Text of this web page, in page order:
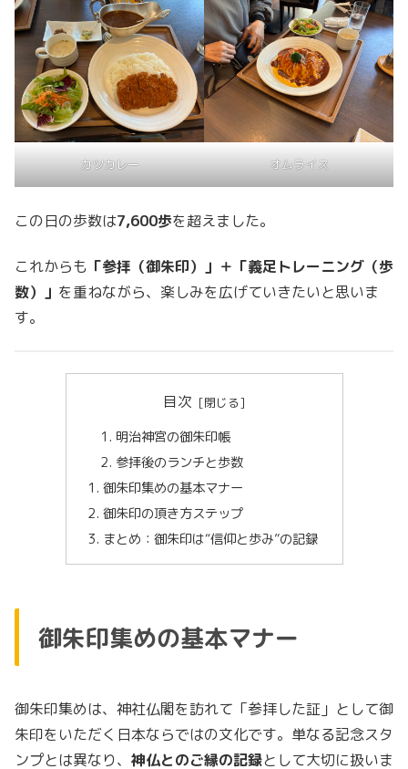
カツカレー オムライス
この日の歩数は7,600歩を超えました。
これからも 「参拝（御朱印）」＋「義足トレーニング（歩
数）」 を重ねながら、楽しみを広げていきたいと思いま
す。
目次
明治神宮の御朱印帳
参拝後のランチと歩数
御朱印集めの基本マナー
御朱印の頂き方ステップ
まとめ：御朱印は“信仰と歩み”の記録
御朱印集めの基本マナー
御朱印集めは、神社仏閣を訪れて「参拝した証」として御
朱印をいただく日本ならではの文化です。単なる記念スタ
ンプとは異なり、 神仏とのご縁の記録として大切に扱いま